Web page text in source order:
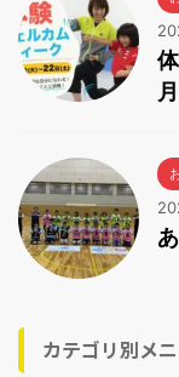
月
カテゴリ別メ